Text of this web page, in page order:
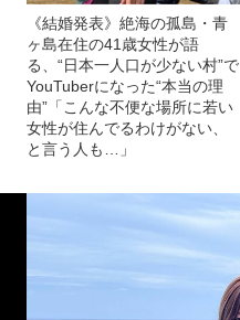
《結婚発表》絶海の孤島・青
ヶ島在住の41歳女性が語
る、“日本一人口が少ない村”で
YouTuberになった“本当の理
由”「こんな不便な場所に若い
女性が住んでるわけがない、
と言う人も…」